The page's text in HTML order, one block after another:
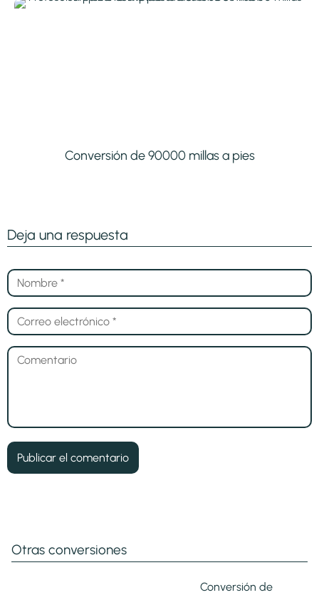
Conversión de 90000 millas a pies
Deja una respuesta
Otras conversiones
Conversión de